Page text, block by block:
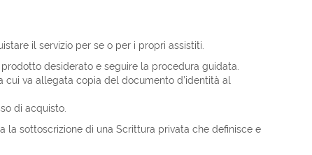
il servizio per se o per i propri assistiti.
desiderato e seguire la procedura guidata.
cui va allegata copia del documento d’identità al
di acquisto.
la sottoscrizione di una Scrittura privata che definisce e